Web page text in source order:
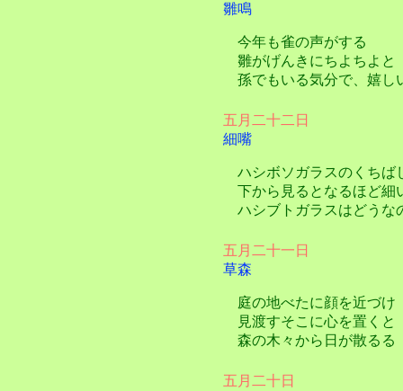
雛鳴
今年も雀の声がする
雛がげんきにちよちよと
孫でもいる気分で、嬉し
五月二十二日
細嘴
ハシボソガラスのくちば
下から見るとなるほど細
ハシブトガラスはどうな
五月二十一日
草森
庭の地べたに顔を近づけ
見渡すそこに心を置くと
森の木々から日が散るる
五月二十日